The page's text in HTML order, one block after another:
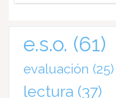
e.s.o. (61)
evaluación (25)
lectura (37)